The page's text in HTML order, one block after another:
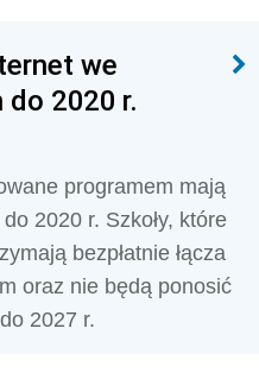
we
do 2020 r.
programem mają
2020 r. Szkoły, które
bezpłatnie łącza
oraz nie będą ponosić
2027 r.